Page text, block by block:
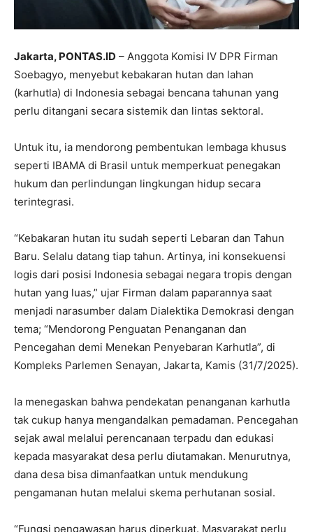
Jakarta, PONTAS.ID – Anggota Komisi IV DPR Firman
Soebagyo, menyebut kebakaran hutan dan lahan
(karhutla) di Indonesia sebagai bencana tahunan yang
perlu ditangani secara sistemik dan lintas sektoral.
Untuk itu, ia mendorong pembentukan lembaga khusus
seperti IBAMA di Brasil untuk memperkuat penegakan
hukum dan perlindungan lingkungan hidup secara
terintegrasi.
“Kebakaran hutan itu sudah seperti Lebaran dan Tahun
Baru. Selalu datang tiap tahun. Artinya, ini konsekuensi
logis dari posisi Indonesia sebagai negara tropis dengan
hutan yang luas,” ujar Firman dalam paparannya saat
menjadi narasumber dalam Dialektika Demokrasi dengan
tema; “Mendorong Penguatan Penanganan dan
Pencegahan demi Menekan Penyebaran Karhutla”, di
Kompleks Parlemen Senayan, Jakarta, Kamis (31/7/2025).
Ia menegaskan bahwa pendekatan penanganan karhutla
tak cukup hanya mengandalkan pemadaman. Pencegahan
sejak awal melalui perencanaan terpadu dan edukasi
kepada masyarakat desa perlu diutamakan. Menurutnya,
dana desa bisa dimanfaatkan untuk mendukung
pengamanan hutan melalui skema perhutanan sosial.
“Fungsi pengawasan harus diperkuat. Masyarakat perlu